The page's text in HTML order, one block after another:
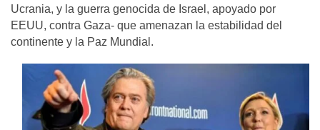
Ucrania, y la guerra genocida de Israel, apoyado por
EEUU, contra Gaza- que amenazan la estabilidad del
continente y la Paz Mundial.